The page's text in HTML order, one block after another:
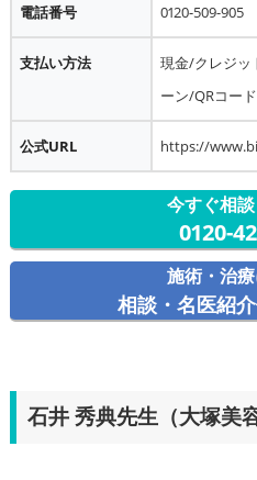
電話番号 0120-509-905
支払い方法
現金/クレジッ
ーン/QRコード
公式URL https://
今すぐ相
0120-
施術・治
相談・名医紹
石井 秀典先生（大塚美